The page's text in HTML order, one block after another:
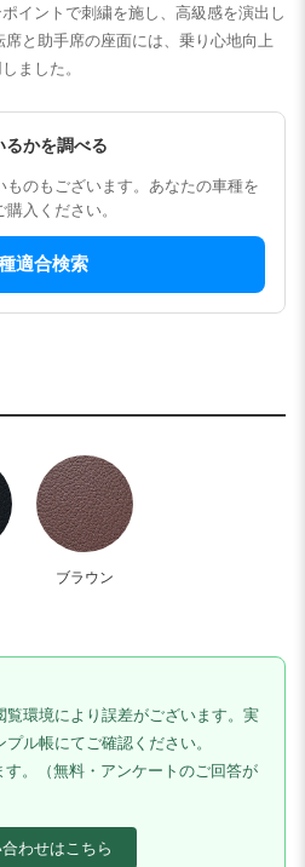
イントで刺繍を施し、高級感を演出し
と助手席の座面には、乗り心地向上
ました。
かを調べる
のもございます。あなたの車種を
入ください。
適合検索
ブラウン
環境により誤差がございます。実
ル帳にてご確認ください。
。（無料・アンケートのご回答が
わせはこちら